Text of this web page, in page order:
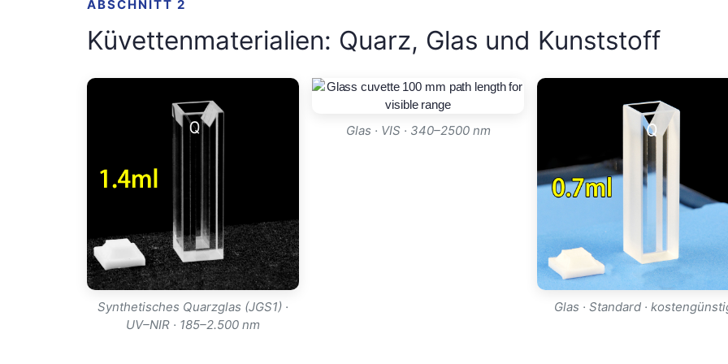
ABSCHNITT 2
Küvettenmaterialien: Quarz, Glas und Kunststoff
Synthetisches Quarzglas (JGS1) ·
UV–NIR · 185–2.500 nm
Glas · VIS · 340–2500 nm
Glas · Standard ·